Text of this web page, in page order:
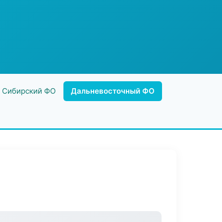
Сибирский ФО Дальневосточный ФО